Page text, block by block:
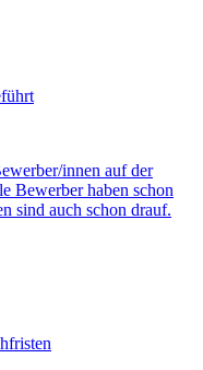
innen auf der
Bewerber haben schon
sind auch schon drauf.